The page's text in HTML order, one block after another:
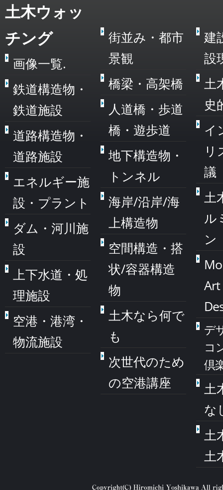
土木ウォッ
チング
画像一覧.
鉄道構造物・
鉄道施設
道路構造物・
道路施設
エネルギー施
設・プラント
ダム・河川施
設
上下水道・処
理施設
空港・港湾・
物流施設
街並み・都市
景観
橋梁・高架橋
人道橋・歩道
橋・遊歩道
地下構造物・
トンネル
海岸/沿岸/海
上構造物
空間構造・搭
状/容器構造
物
土木なら何で
も
次世代のため
の空港講座
建
設
土
史
イ
リ
議
土
ル
ン
デ
コ
倶
土
な
土
土